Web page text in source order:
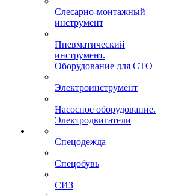
Слесарно-монтажный
инструмент
Пневматический
инструмент.
Оборудование для СТО
Электроинструмент
Насосное оборудование.
Электродвигатели
Спецодежда
Спецобувь
СИЗ